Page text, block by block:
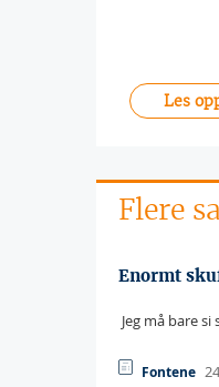
Les
Flere
Enormt
 Jeg må bare
Fontene